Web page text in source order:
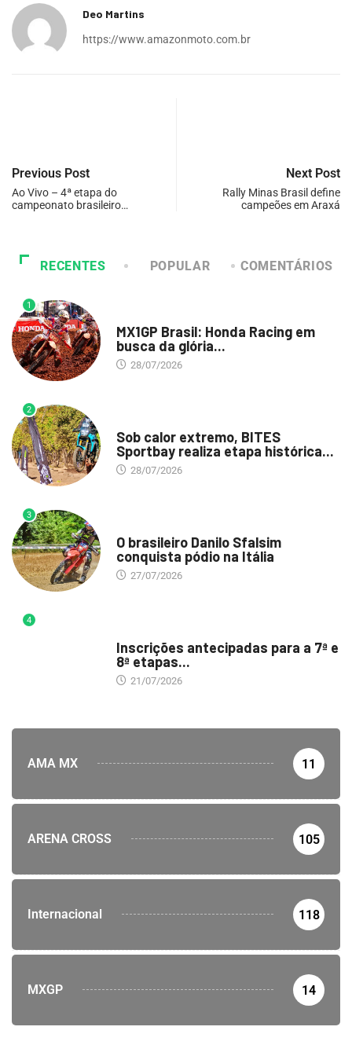
Deo Martins
https://www.amazonmoto.com.br
Previous Post
Ao Vivo – 4ª etapa do
campeonato brasileiro…
Next Post
Rally Minas Brasil define
campeões em Araxá
RECENTES POPULAR COMENTÁRIOS
1
MX1GP Brasil: Honda Racing em
busca da glória...
28/07/2026
2
Sob calor extremo, BITES
Sportbay realiza etapa histórica...
28/07/2026
3
O brasileiro Danilo Sfalsim
conquista pódio na Itália
27/07/2026
4
Inscrições antecipadas para a 7ª e
8ª etapas...
21/07/2026
AMA MX 11
ARENA CROSS 105
Internacional 118
MXGP 14